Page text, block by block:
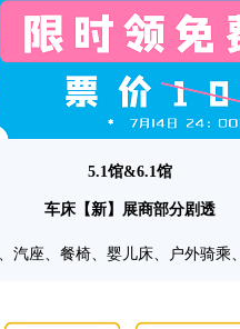
5.1馆&6.1馆
车床【新】展商部分剧透
汽座、餐椅、婴儿床、户外骑乘